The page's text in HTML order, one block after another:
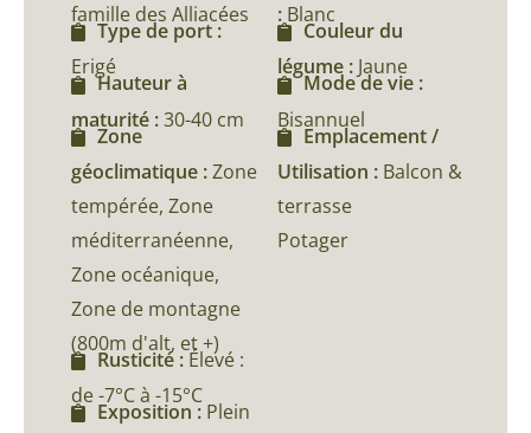
famille des Alliacées
Type de port :
Erigé
Hauteur à
maturité :30-40 cm
Zone
géoclimatique :Zone
tempérée, Zone
méditerranéenne,
Zone océanique,
Zone de montagne
(800m d'alt, et +)
Rusticité : Élevé :
de -7°C à -15°C
Exposition : Plein
: Blanc
Couleur du
légume : Jaune
Mode de vie :
Bisannuel
Emplacement /
Utilisation : Balcon &
terrasse
Potager